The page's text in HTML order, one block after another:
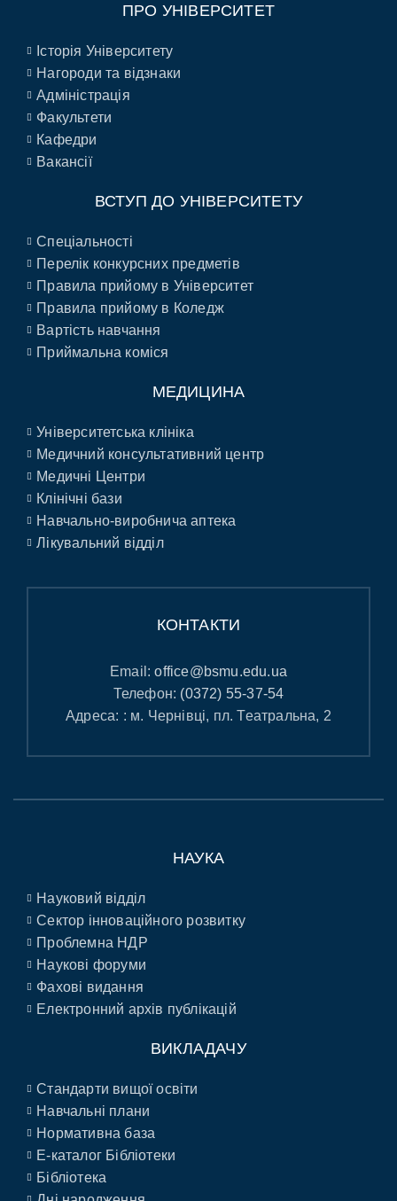
ПРО УНІВЕРСИТЕТ
Історія Університету
Нагороди та відзнаки
Адміністрація
Факультети
Кафедри
Вакансії
ВСТУП ДО УНІВЕРСИТЕТУ
Спеціальності
Перелік конкурсних предметів
Правила прийому в Університет
Правила прийому в Коледж
Вартість навчання
Приймальна коміся
МЕДИЦИНА
Університетська клініка
Медичний консультативний центр
Медичні Центри
Клінічні бази
Навчально-виробнича аптека
Лікувальний відділ
КОНТАКТИ
Email:office@bsmu.edu.ua
Телефон: (0372) 55-37-54
Адреса: : м. Чернівці, пл. Театральна, 2
НАУКА
Науковий відділ
Сектор інноваційного розвитку
Проблемна НДР
Наукові форуми
Фахові видання
Електронний архів публікацій
ВИКЛАДАЧУ
Стандарти вищої освіти
Навчальні плани
Нормативна база
E-каталог Бібліотеки
Бібліотека